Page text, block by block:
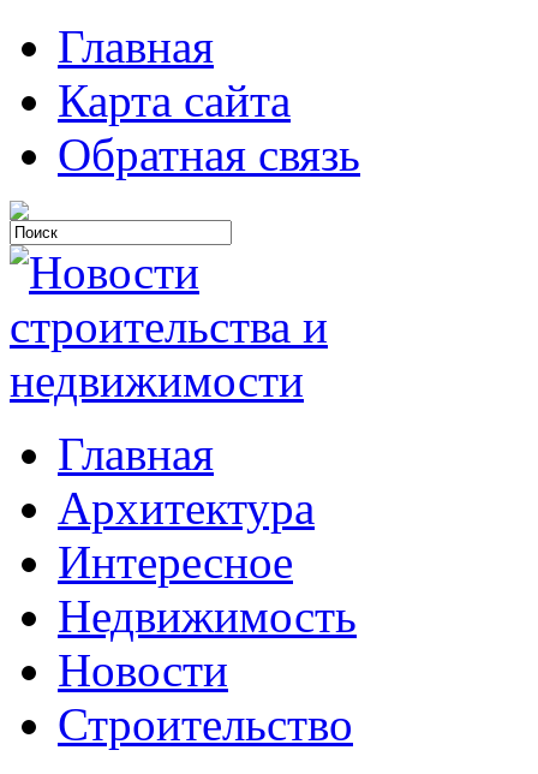
Главная
Карта сайта
Обратная связь
Главная
Архитектура
Интересное
Недвижимость
Новости
Строительство